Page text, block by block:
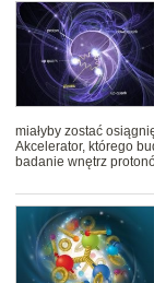
miałyby zostać
Akcelerator, którego
badanie wnętrz